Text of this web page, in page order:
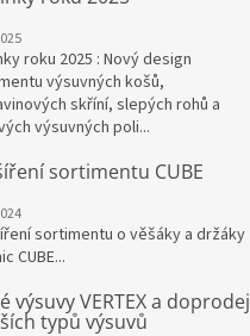
roku 2025 : Nový design
výsuvných košů,
skříní, slepých rohů a
výsuvných poli...
sortimentu CUBE
sortimentu o věšáky a držáky
CUBE...
výsuvy VERTEX a doprodej
typů výsuvů